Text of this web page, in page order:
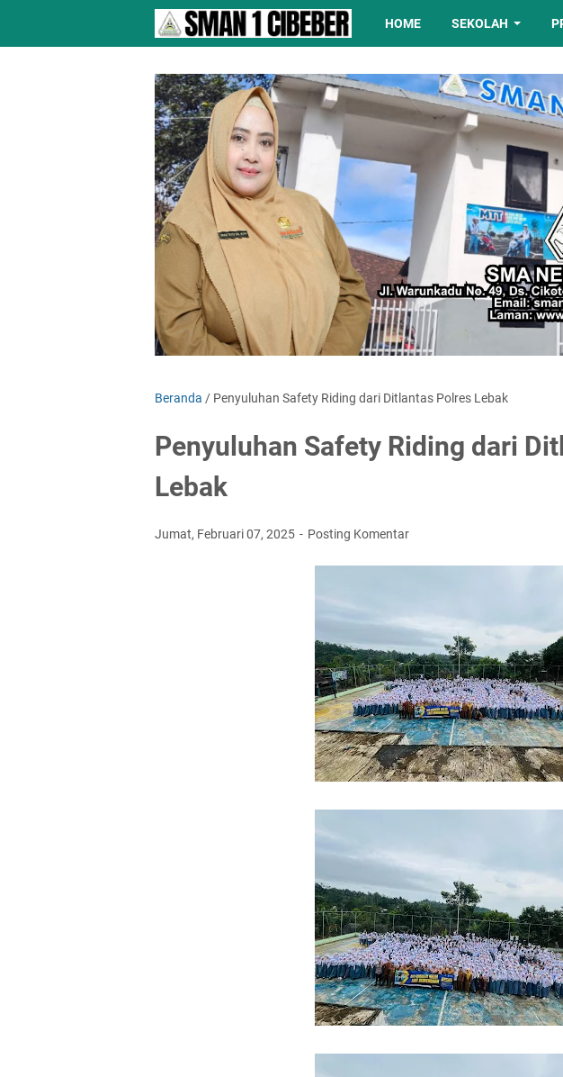
HOME SEKOLAH
Beranda / Penyuluhan Safety Riding dari Ditlantas Polres Lebak
Penyuluhan Safety Riding dari
Lebak
Jumat, Februari 07, 2025 Posting Komentar